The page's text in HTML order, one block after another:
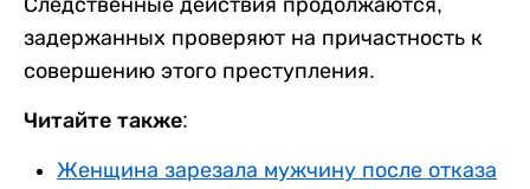
задержанных проверяют на причастность к
совершению этого преступления.
Читайте также:
Женщина зарезала мужчину после отказа